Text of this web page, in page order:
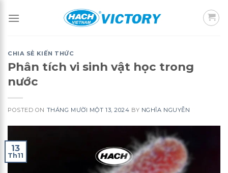
CHIA SẺ KIẾN THỨC
Phân tích vi sinh vật học trong
nước
POSTED ON THÁNG MƯỜI MỘT 13, 2024 BY NGHĨA NGUYỄN
13
Th11